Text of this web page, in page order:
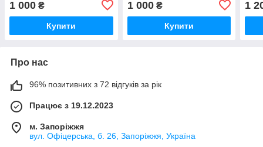
1 000 ₴
Купити
1 000₴
Купити
1
Про нас
96% позитивних з 72 відгуків за рік
Працює з 19.12.2023
м. Запоріжжя
вул. Офіцерська, б. 26, Запоріжжя, Україна